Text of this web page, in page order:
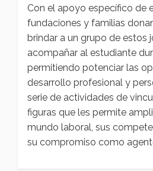
Con el apoyo específico de
fundaciones y familias
brindar a un grupo de estos
acompañar al estudiante
permitiendo potenciar las
desarrollo profesional y
serie de actividades de
figuras que les permite
mundo laboral, sus
su compromiso como